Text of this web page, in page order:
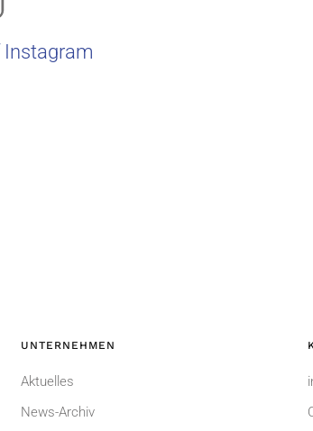
Instagram
UNTERNEHMEN
Aktuelles
News-Archiv